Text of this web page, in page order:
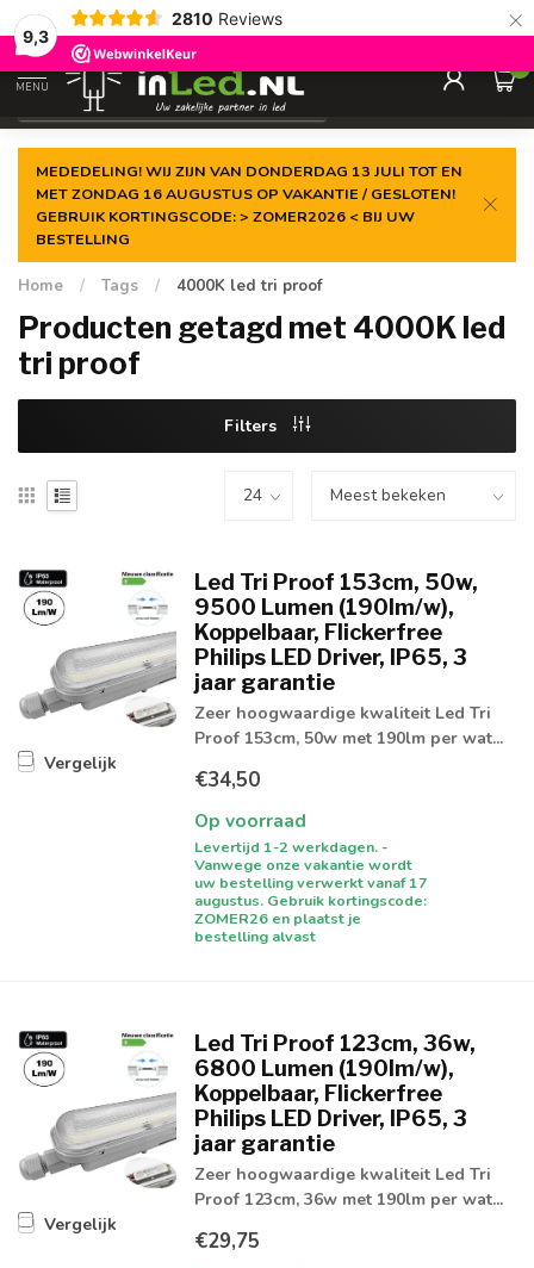
9,3
2810 Reviews ×
Gegarandeerde delaagste prijs
MENU
0
MEDEDELING! WIJ ZIJN VAN DONDERDAG 13 JULI TOT EN
MET ZONDAG 16 AUGUSTUS OP VAKANTIE / GESLOTEN!
GEBRUIK KORTINGSCODE: > ZOMER2026 < BIJ UW
BESTELLING
Home / Tags / 4000K led tri proof
Producten getagd met 4000K led
tri proof
Filters
Vergelijk
Led Tri Proof 153cm, 50w,
9500 Lumen (190lm/w),
Koppelbaar, Flickerfree
Philips LED Driver, IP65, 3
jaar garantie
Zeer hoogwaardige kwaliteit Led Tri
Proof 153cm, 50w met 190lm per wat...
€34,50
Op voorraad
Levertijd 1-2 werkdagen. -
Vanwege onze vakantie wordt
uw bestelling verwerkt vanaf 17
augustus. Gebruik kortingscode:
ZOMER26 en plaatst je
bestelling alvast
Vergelijk
Led Tri Proof 123cm, 36w,
6800 Lumen (190lm/w),
Koppelbaar, Flickerfree
Philips LED Driver, IP65, 3
jaar garantie
Zeer hoogwaardige kwaliteit Led Tri
Proof 123cm, 36w met 190lm per wat...
€29,75